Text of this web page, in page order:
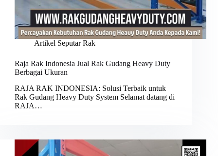
Artikel Seputar Rak
Raja Rak Indonesia Jual Rak Gudang Heavy Duty
Berbagai Ukuran
RAJA RAK INDONESIA: Solusi Terbaik untuk
Rak Gudang Heavy Duty System Selamat datang di
RAJA…